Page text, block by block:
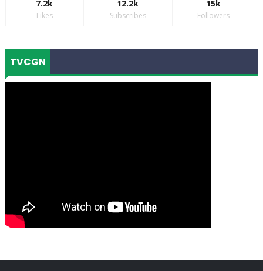
7.2k
Likes
12.2k
Subscribes
15k
Followers
TVCGN